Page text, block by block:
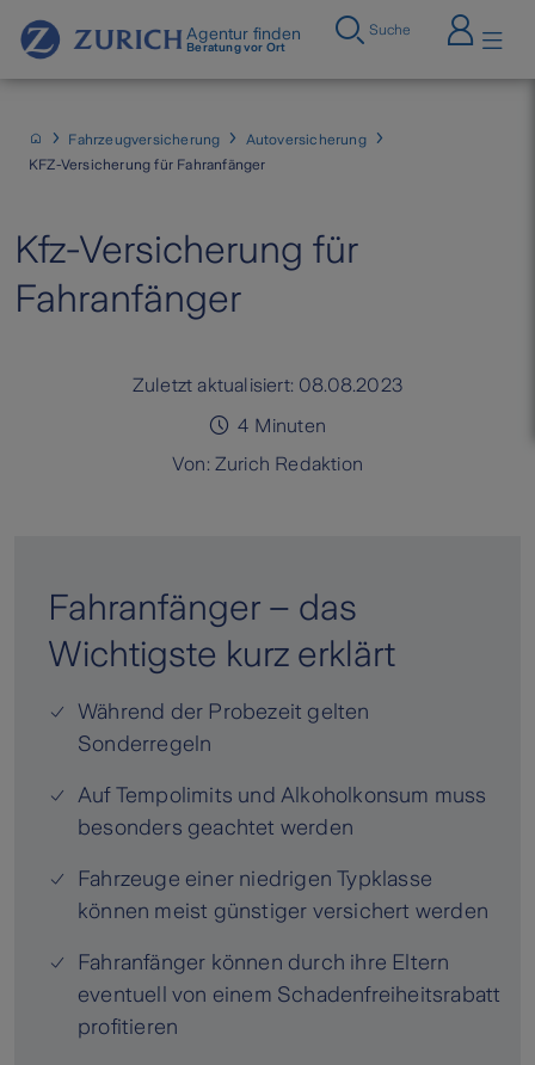
Agentur finden
Beratung vor Ort
Suche
Fahrzeugversicherung
Autoversicherung
KFZ-Versicherung für Fahranfänger
Kfz-Versicherung für
Fahranfänger
Zuletzt aktualisiert: 08.08.2023
4 Minuten
Von: Zurich Redaktion
Fahranfänger – das
Wichtigste kurz erklärt
Während der Probezeit gelten
Sonderregeln
Auf Tempolimits und Alkoholkonsum muss
besonders geachtet werden
Fahrzeuge einer niedrigen Typklasse
können meist günstiger versichert werden
Fahranfänger können durch ihre Eltern
eventuell von einem Schadenfreiheitsrabatt
profitieren